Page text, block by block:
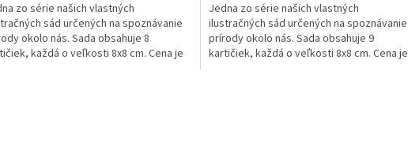
zo série našich vlastných
sád určených na spoznávanie
okolo nás. Sada obsahuje 8
každá o veľkosti 8x8 cm. Cena je
Jedna zo série našich vlastných
ilustračných sád určených na spoznávanie
prírody okolo nás. Sada obsahuje 9
kartičiek, každá o veľkosti 8x8 cm. Cena je